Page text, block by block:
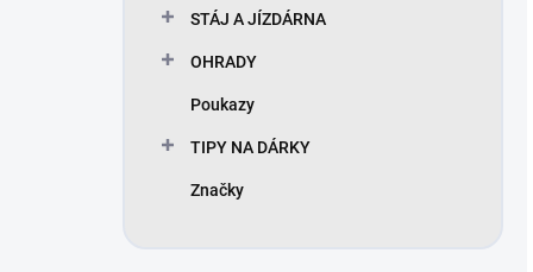
STÁJ A JÍZDÁRNA
OHRADY
Poukazy
TIPY NA DÁRKY
Značky